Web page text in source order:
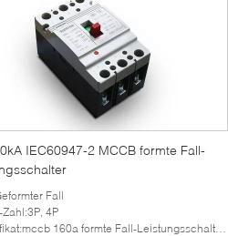
IEC60947-2 MCCB formte Fall-
Fall
Zahl:3P, 4P
160a formte Fall-Leistungsschalter mit CER